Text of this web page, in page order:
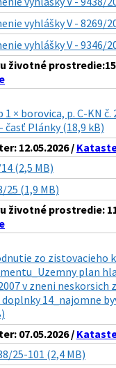
vyhlášky V - 8269/
vyhlášky V - 9346/
životné
1 × borovica, p. C-KN č.
časť Plánky (18,9 kB)
12.05.2026 /
(2,5 MB)
25 (1,9 MB)
životné prostredie:
zo zistovacieho
plan
v zneni neskorsich
14_najomne
07.05.2026 /
25-101 (2,4 MB)